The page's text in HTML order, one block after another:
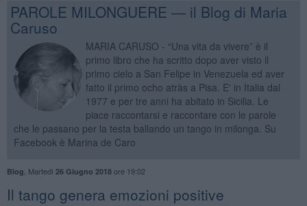
PAROLE MILONGUERE — il Blog di Maria
Caruso
MARIA CARUSO - “Una vita da vivere” è il
primo libro che ha scritto dopo aver visto il
primo cielo a San Felipe in Venezuela ed aver
fatto il primo ocho atràs a Pisa. E' in Italia dal
1977 e per tre anni ha abitato in Sicilia. Le
piace raccontarsi e raccontare con le parole
che le passano per la testa ballando un tango in milonga. Su
Facebook è Marina de Caro
Blog Martedì 26 Giugno 2018ore 19:02
Il tango genera emozioni positive